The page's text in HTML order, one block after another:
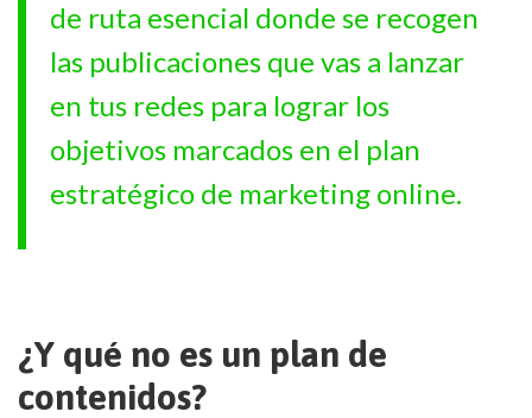
de ruta esencial donde se recogen
las publicaciones que vas a lanzar
en tus redes para lograr los
objetivos marcados en el plan
estratégico de marketing online.
¿Y qué no es un plan de
contenidos?